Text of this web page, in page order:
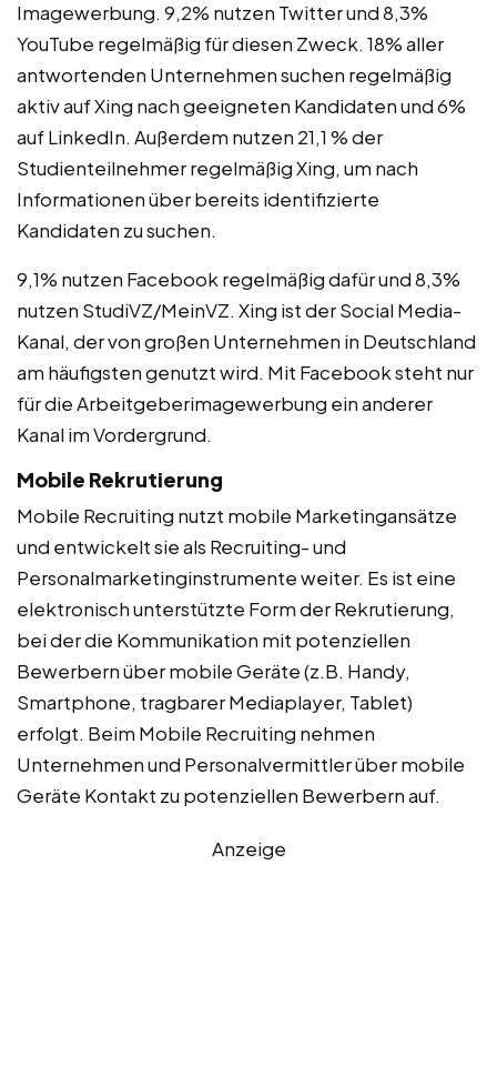
Imagewerbung. 9,2% nutzen Twitter und 8,3%
YouTube regelmäßig für diesen Zweck. 18% aller
antwortenden Unternehmen suchen regelmäßig
aktiv auf Xing nach geeigneten Kandidaten und 6%
auf LinkedIn. Außerdem nutzen 21,1 % der
Studienteilnehmer regelmäßig Xing, um nach
Informationen über bereits identifizierte
Kandidaten zu suchen.
9,1% nutzen Facebook regelmäßig dafür und 8,3%
nutzen StudiVZ/MeinVZ. Xing ist der Social Media-
Kanal, der von großen Unternehmen in Deutschland
am häufigsten genutzt wird. Mit Facebook steht nur
für die Arbeitgeberimagewerbung ein anderer
Kanal im Vordergrund.
Mobile Rekrutierung
Mobile Recruiting nutzt mobile Marketingansätze
und entwickelt sie als Recruiting- und
Personalmarketinginstrumente weiter. Es ist eine
elektronisch unterstützte Form der Rekrutierung,
bei der die Kommunikation mit potenziellen
Bewerbern über mobile Geräte (z.B. Handy,
Smartphone, tragbarer Mediaplayer, Tablet)
erfolgt. Beim Mobile Recruiting nehmen
Unternehmen und Personalvermittler über mobile
Geräte Kontakt zu potenziellen Bewerbern auf.
Anzeige